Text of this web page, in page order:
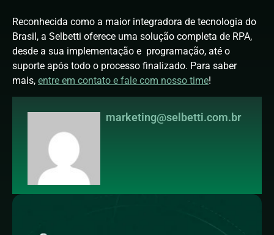
Reconhecida como a maior integradora de tecnologia do
Brasil, a Selbetti oferece uma solução completa de RPA,
desde a sua implementação e programação, até o
suporte após todo o processo finalizado. Para saber
mais, entre em contato e fale com nosso time!
marketing@selbetti.com.br